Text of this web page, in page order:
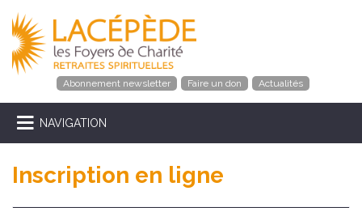
Abonnement newsletter Faire un don Actualités
NAVIGATION
Inscription en ligne